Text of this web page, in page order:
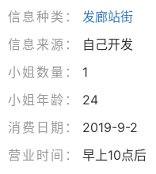
信息种类：
发廊站街
信息来源：
自己开发
小姐数量：
1
小姐年龄：
24
消费日期：
2019-9-2
营业时间：
早上10点后